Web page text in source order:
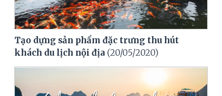
Tạo dựng sản phẩm đặc trưng thu hút
khách du lịch nội địa (20/05/2020)